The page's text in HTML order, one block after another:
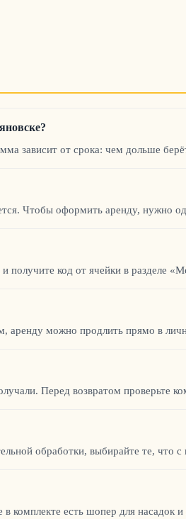
зависит от срока: чем дольше
Чтобы оформить аренду, нужно
получите код от ячейки в разделе
аренду можно продлить прямо в
Перед возвратом проверьте
обработки, выбирайте те, что
комплекте есть шопер для насадок и